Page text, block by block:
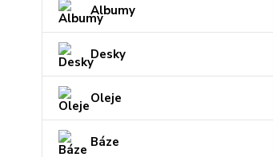
Albumy
Desky
Oleje
Báze